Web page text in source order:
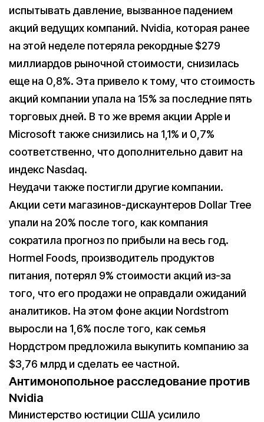
испытывать давление, вызванное падением
акций ведущих компаний. Nvidia, которая ранее
на этой неделе потеряла рекордные $279
миллиардов рыночной стоимости, снизилась
еще на 0,8%. Эта привело к тому, что стоимость
акций компании упала на 15% за последние пять
торговых дней. В то же время акции Apple и
Microsoft также снизились на 1,1% и 0,7%
соответственно, что дополнительно давит на
индекс Nasdaq.
Неудачи также постигли другие компании.
Акции сети магазинов-дискаунтеров Dollar Tree
упали на 20% после того, как компания
сократила прогноз по прибыли на весь год.
Hormel Foods, производитель продуктов
питания, потерял 9% стоимости акций из-за
того, что его продажи не оправдали ожиданий
аналитиков. На этом фоне акции Nordstrom
выросли на 1,6% после того, как семья
Нордстром предложила выкупить компанию за
$3,76 млрд и сделать ее частной.
Антимонопольное расследование против
Nvidia
Министерство юстиции США усилило